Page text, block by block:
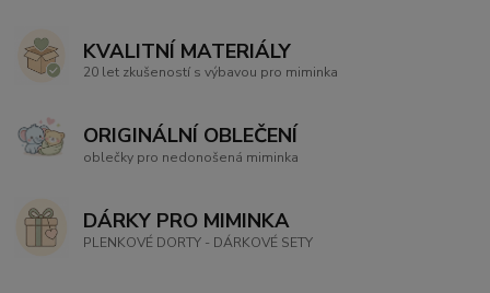
KVALITNÍ MATERIÁLY
20 let zkušeností s výbavou pro miminka
ORIGINÁLNÍ OBLEČENÍ
oblečky pro nedonošená miminka
DÁRKY PRO MIMINKA
PLENKOVÉ DORTY - DÁRKOVÉ SETY